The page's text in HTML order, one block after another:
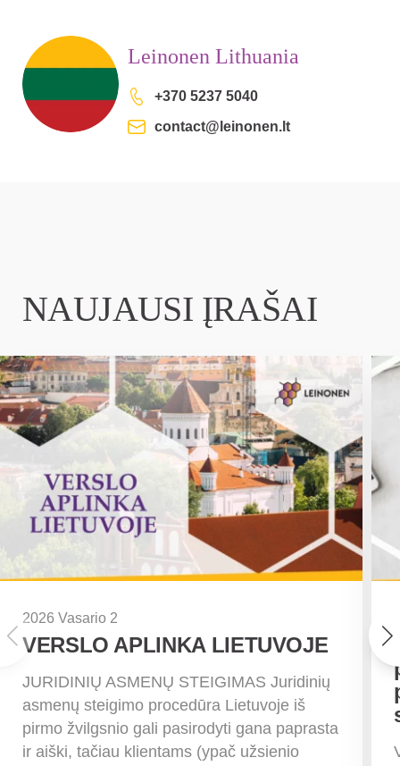
Leinonen Lithuania
+370 5237 5040
contact@leinonen.lt
NAUJAUSI ĮRAŠAI
2026 Vasario 2
VERSLO APLINKA LIETUVOJE
JURIDINIŲ ASMENŲ STEIGIMAS Juridinių
asmenų steigimo procedūra Lietuvoje iš
pirmo žvilgsnio gali pasirodyti gana paprasta
ir aiški, tačiau klientams (ypač užsienio